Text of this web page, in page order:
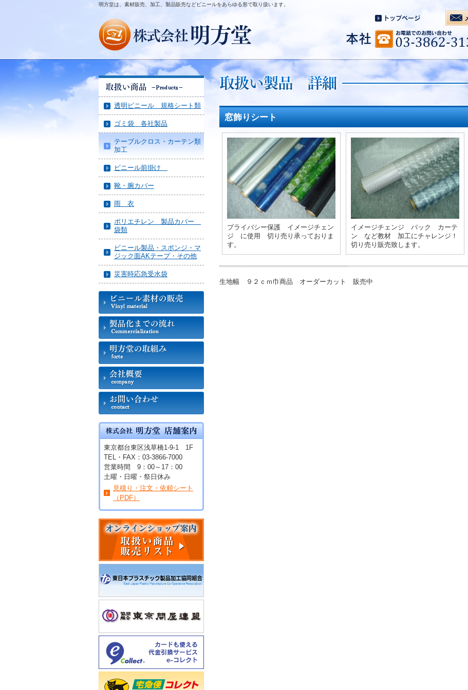
明方堂は、素材販売、加工、製品販売などビニールをあらゆる形で取り扱います。
透明ビニール 規格シート類
ゴミ袋 各社製品
テーブルクロス・カーテン類
加工
ビニール前掛け
靴・腕カバー
雨 衣
ポリエチレン 製品カバー
袋類
ビニール製品・スポンジ・マ
ジック面AKテープ・その他
災害時応急受水袋
東京都台東区浅草橋1-9-1 1F
TEL・FAX：03-3866-7000
営業時間 9：00～17：00
土曜・日曜・祭日休み
見積り・注文・依頼シート
（PDF）
窓飾りシート
プライバシー保護 イメージチェン
ジ に使用 切り売り承っておりま
す。
イメージチェンジ バック カーテ
ン など教材 加工にチャレンジ！
切り売り販売致します。
生地幅 ９２ｃｍ巾商品 オーダーカット 販売中